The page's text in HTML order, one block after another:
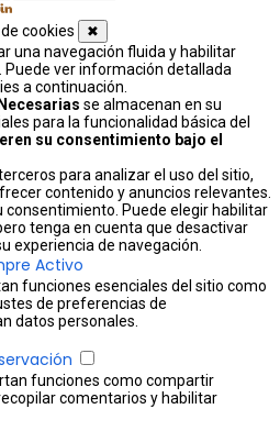
cookies
✖
una navegación fluida y habilitar
ver información detallada
a continuación.
se almacenan en su
para la funcionalidad básica del
su consentimiento bajo el
para analizar el uso del sitio,
contenido y anuncios relevantes.
consentimiento. Puede elegir habilitar
tenga en cuenta que desactivar
experiencia de navegación.
Activo
funciones esenciales del sitio como
de preferencias de
datos personales.
funciones como compartir
comentarios y habilitar